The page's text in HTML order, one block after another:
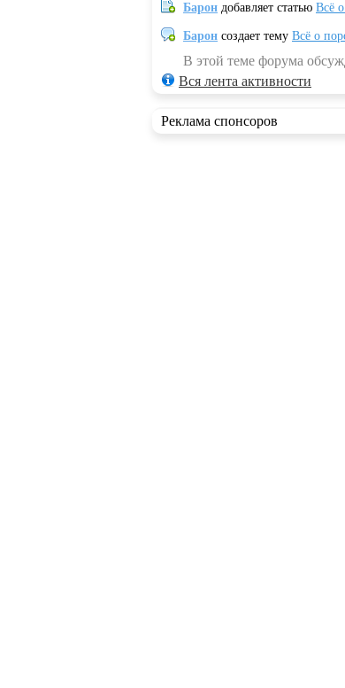
Барон добавляет статью Всё
Барон создает тему Всё о
В этой теме форума
Вся лента активности
Реклама спонсоров